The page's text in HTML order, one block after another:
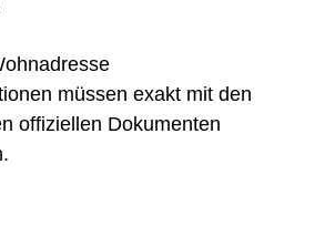
müssen exakt mit den
offiziellen Dokumenten